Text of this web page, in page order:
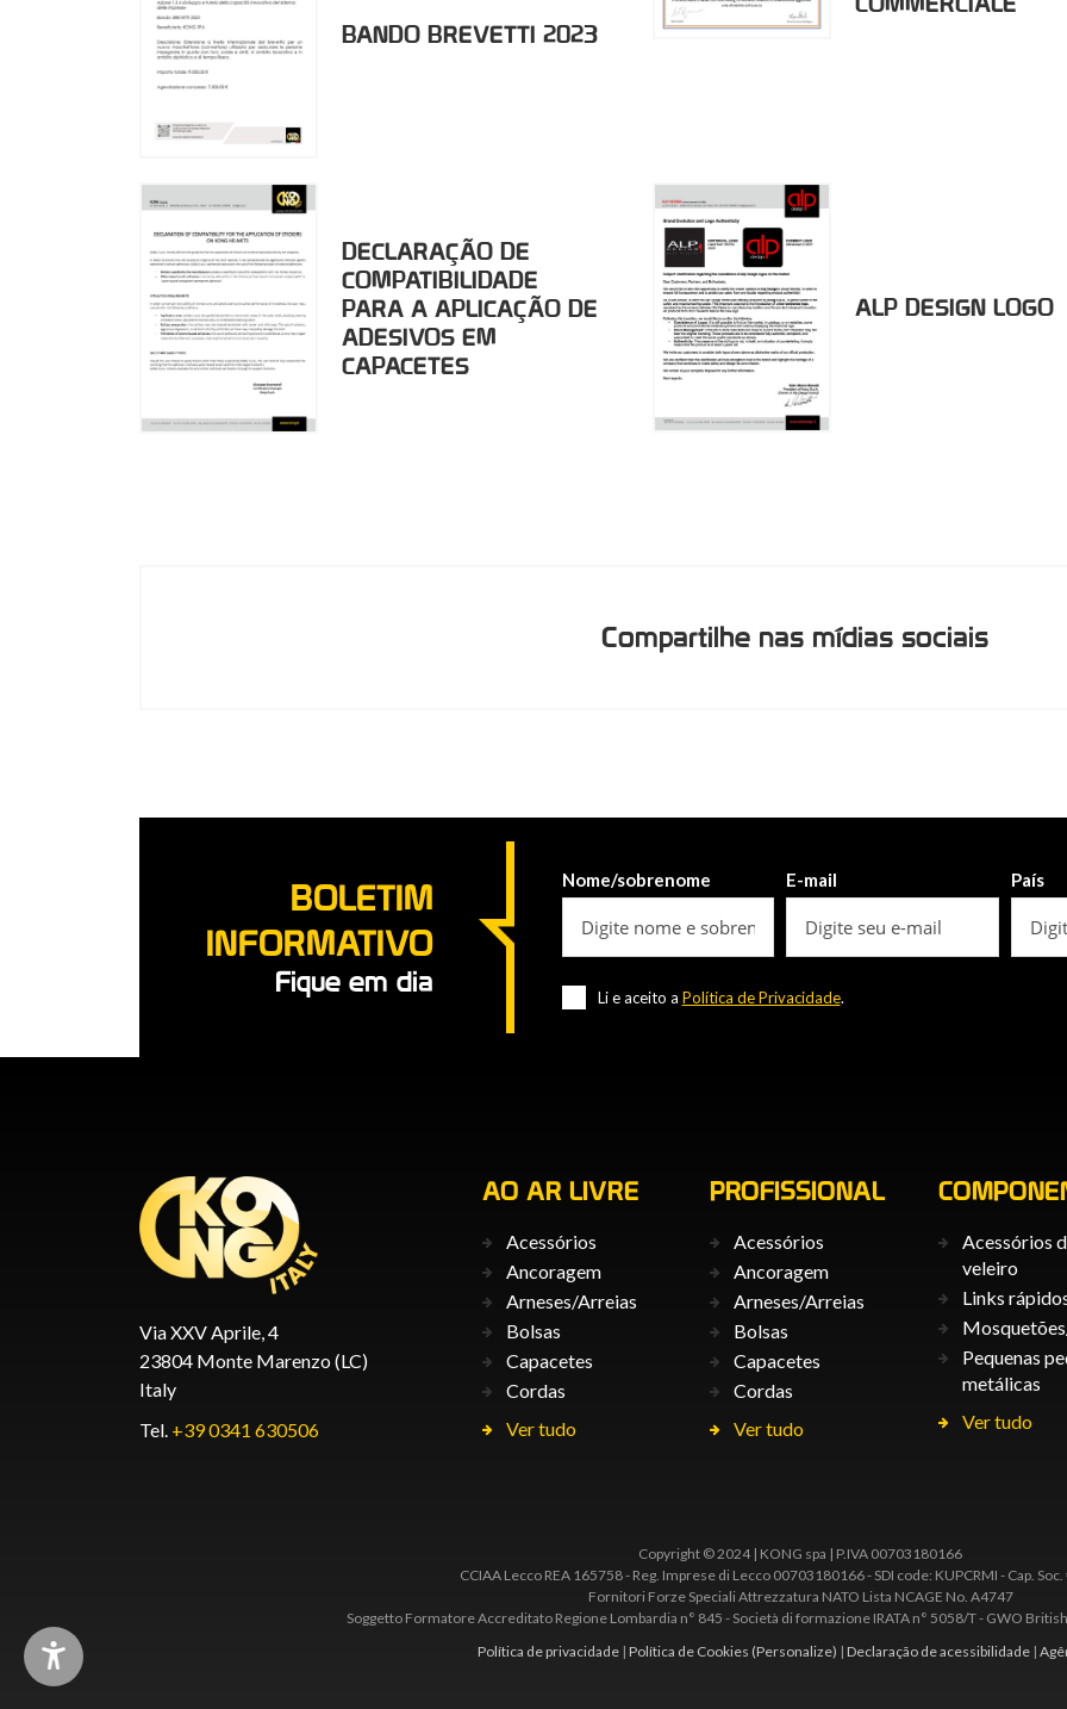
BANDO BREVETTI 2023
DECLARAÇÃO DE
COMPATIBILIDADE
PARA A APLICAÇÃO DE
ADESIVOS EM
CAPACETES
ALP DESIGN LOGO
Compartilhe nas mídias sociais
BOLETIM
INFORMATIVO
Fique em dia
Nome/sobrenome E-mail País
Li e aceito a Política de Privacidade.
Via XXV Aprile, 4
23804 Monte Marenzo (LC)
Italy
Tel. +39 0341 630506
AO AR LIVRE
Acessórios
Ancoragem
Arneses/Arreias
Bolsas
Capacetes
Cordas
Ver tudo
PROFISSIONAL
Acessórios
Ancoragem
Arneses/Arreias
Bolsas
Capacetes
Cordas
Ver tudo
Acessórios
veleiro
Links
Pequenas
metálicas
Ver tudo
Copyright © 2024 | KONG spa | P.IVA 00703180166
CCIAA Lecco REA 165758 - Reg. Imprese di Lecco 00703180166 - SDI code: KUPCRMI - Cap.
Fornitori Forze Speciali Attrezzatura NATO Lista NCAGE No. A4747
Soggetto Formatore Accreditato Regione Lombardia n° 845 - Società di formazione IRATA n° 5058/T - GWO
Política de privacidade | Política de Cookies (Personalize) | Declaração de acessibilidade |